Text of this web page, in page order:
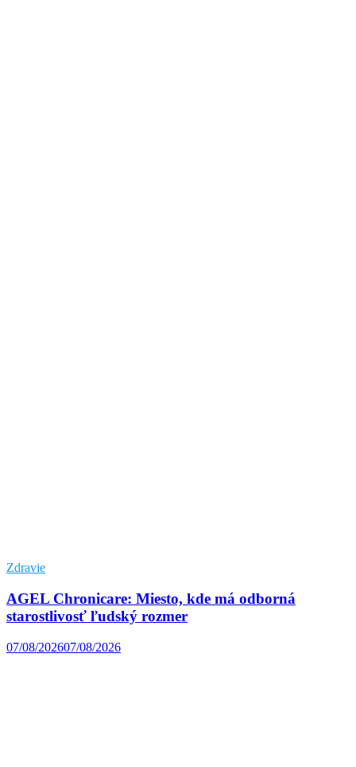
Zdravie
AGEL Chronicare: Miesto, kde má odborná
starostlivosť ľudský rozmer
07/08/202607/08/2026